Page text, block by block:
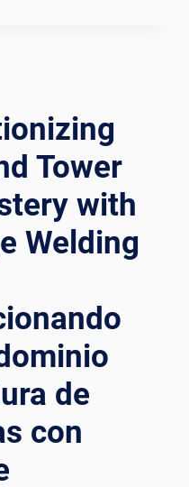
Tower
with
Welding
de
con